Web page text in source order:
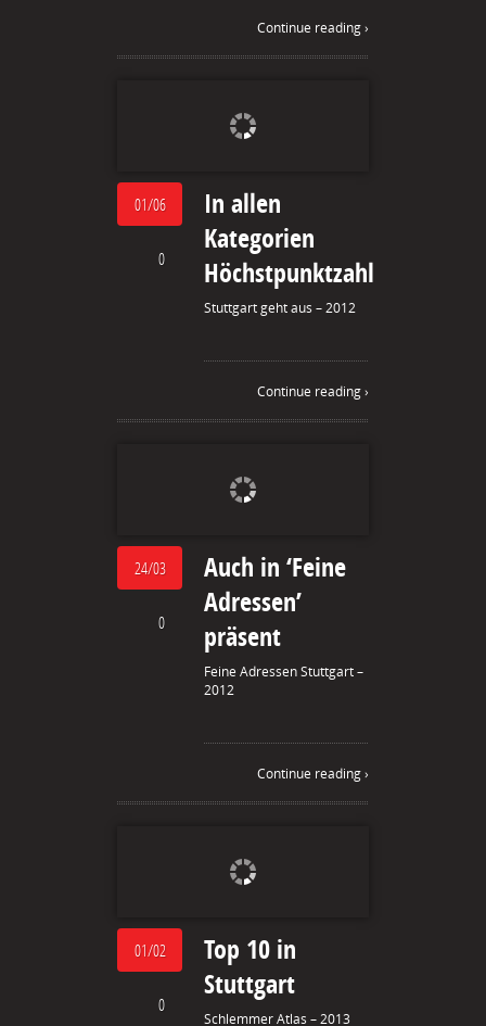
Continue reading ›
01/06
0
In allen
Kategorien
Höchstpunktzahl
Stuttgart geht aus – 2012
Continue reading ›
24/03
0
Auch in ‘Feine
Adressen’
präsent
Feine Adressen Stuttgart –
2012
Continue reading ›
01/02
0
Top 10 in
Stuttgart
Schlemmer Atlas – 2013